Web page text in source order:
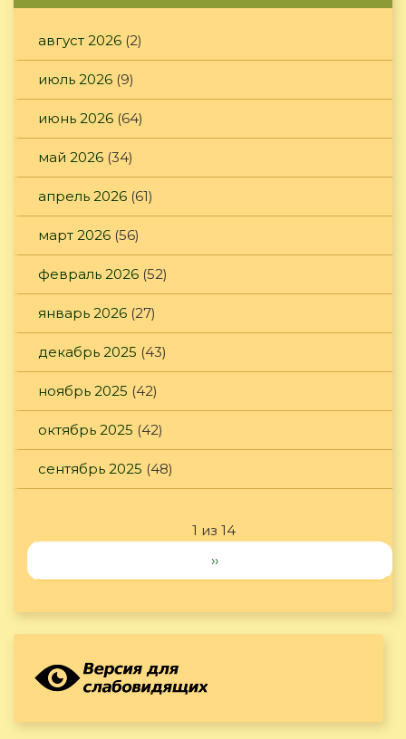
август 2026 (2)
июль 2026 (9)
июнь 2026 (64)
май 2026 (34)
апрель 2026 (61)
март 2026 (56)
февраль 2026 (52)
январь 2026 (27)
декабрь 2025 (43)
ноябрь 2025 (42)
октябрь 2025 (42)
сентябрь 2025 (48)
1 из 14
››